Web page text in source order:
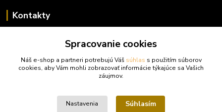
Kontakty
+421 948 923 456
(Po-Pi 14-17 hod., So 10-15 hod.)
Spracovanie cookies
Náš e-shop a partneri potrebujú Váš súhlas s použitím súborov
cookies, aby Vám mohli zobrazovať informácie týkajúce sa Vašich
záujmov.
Nastavenia Súhlasím